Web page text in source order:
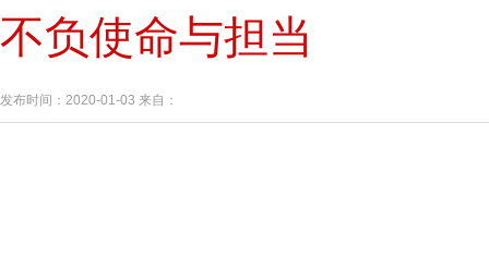
不负使命与担当
发布时间：2020-01-03 来自：